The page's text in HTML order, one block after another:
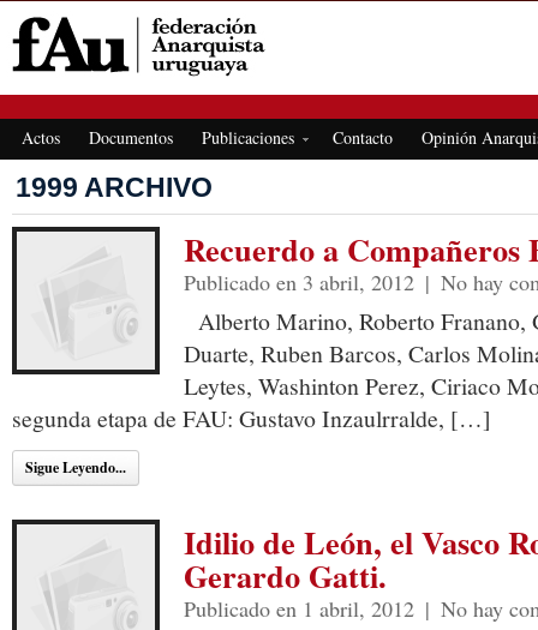
Actos Documentos Publicaciones Contacto Opinión
1999 ARCHIVO
Recuerdo a Compañeros
Publicado en 3 abril, 2012 | No hay
Alberto Marino, Roberto Franano,
Duarte, Ruben Barcos, Carlos
Leytes, Washinton Perez, Ciriaco
segunda etapa de FAU: Gustavo Inzaulrralde, […]
Sigue Leyendo...
Idilio de León, el Vasco
Gerardo Gatti.
Publicado en 1 abril, 2012 | No hay